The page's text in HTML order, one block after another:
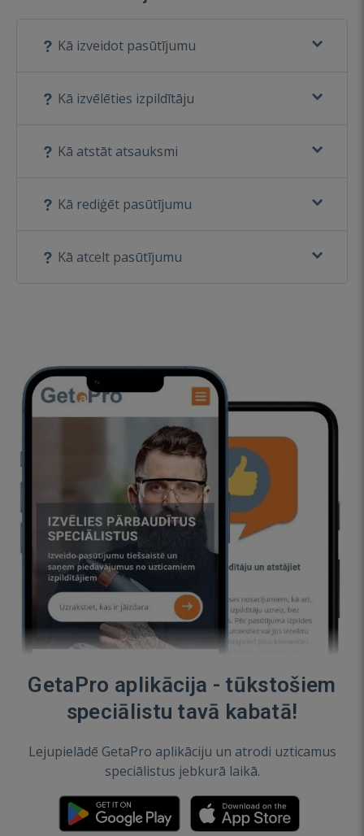
Kā izveidot pasūtījumu
Kā izvēlēties izpildītāju
Kā atstāt atsauksmi
Kā rediģēt pasūtījumu
Kā atcelt pasūtījumu
GetaPro aplikācija - tūkstošiem
speciālistu tavā kabatā!
Lejupielādē GetaPro aplikāciju un atrodi uzticamus
speciālistus jebkurā laikā.